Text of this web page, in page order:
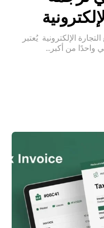
الإلكترونية يُعتبر
واحدًا من أكبر...